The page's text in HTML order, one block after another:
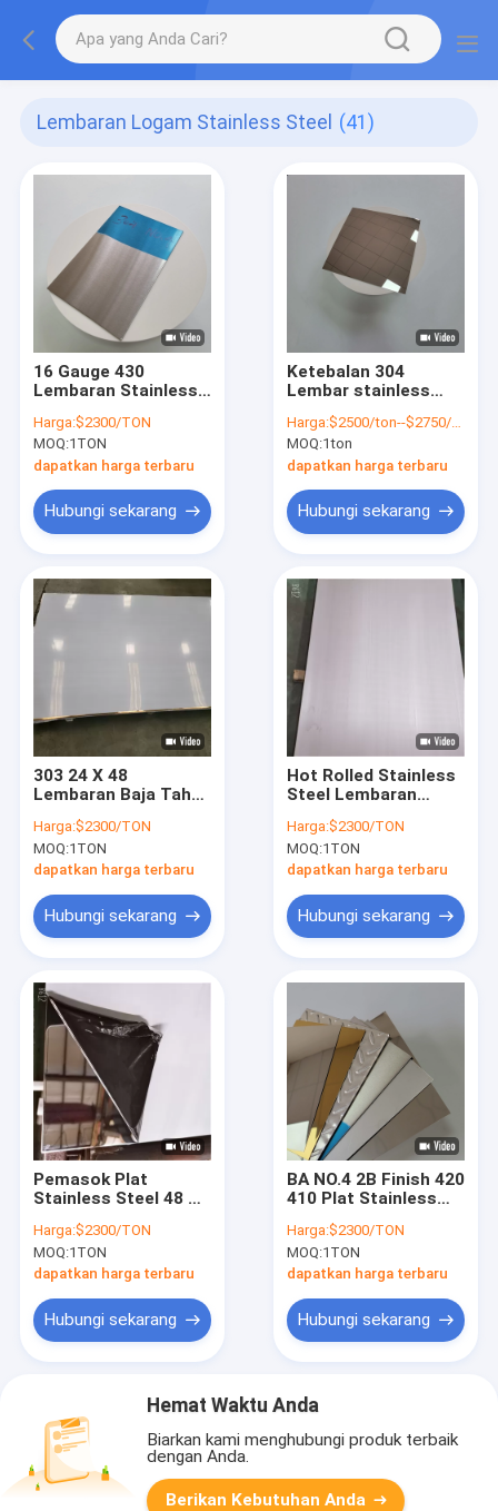
Lembaran Logam Stainless Steel (41)
16 Gauge 430
Lembaran Stainless
Mm No.4 Selesai
Cold Rolled
Harga:$2300/TON
MOQ:1TON
dapatkan harga terbaru
Hubungi sekarang
Ketebalan 304
Lembar stainless
0.3mm Dengan
Formability yang
sangat baik
Harga:$2500/ton--$2750/ton
MOQ:1ton
dapatkan harga terbaru
Hubungi sekarang
303 24 X 48
Lembaran Baja Tahan
Harga:$2300/TON
MOQ:1TON
dapatkan harga terbaru
Hubungi sekarang
Hot Rolled Stainless
Steel Lembaran
Selesai
Harga:$2300/TON
MOQ:1TON
dapatkan harga terbaru
Hubungi sekarang
Pemasok Plat
Stainless Steel 48 X
Harga:$2300/TON
MOQ:1TON
dapatkan harga terbaru
Hubungi sekarang
BA NO.4 2B Finish 420
410 Plat Stainless
Sheet
Harga:$2300/TON
MOQ:1TON
dapatkan harga terbaru
Hubungi sekarang
Hemat Waktu Anda
Biarkan kami menghubungi produk terbaik
dengan Anda.
Berikan Kebutuhan Anda